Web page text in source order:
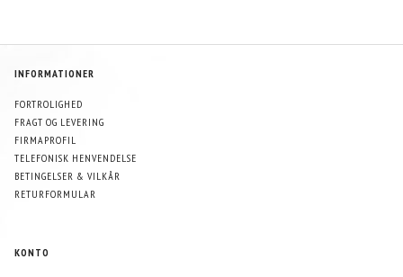
INFORMATIONER
FORTROLIGHED
FRAGT OG LEVERING
FIRMAPROFIL
TELEFONISK HENVENDELSE
BETINGELSER & VILKÅR
RETURFORMULAR
KONTO